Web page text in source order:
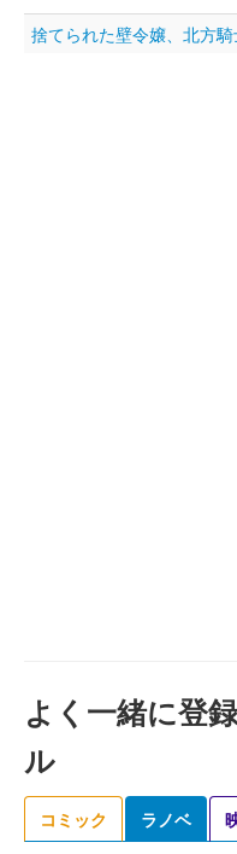
捨てられた壁令嬢、北方
よく一緒に登
ル
コミック ラノベ